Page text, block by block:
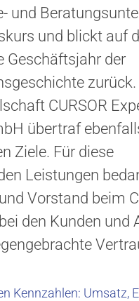
und
und blickt auf
Geschäftsjahr der
CURSOR
übertraf
Ziele. Für diese
Leistungen
Vorstand beim
den Kunden und
Kennzahlen: Umsatz,